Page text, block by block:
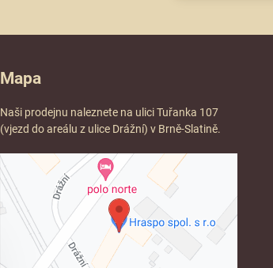
Mapa
Naši prodejnu naleznete na ulici Tuřanka 107
(vjezd do areálu z ulice Drážní) v Brně-Slatině.